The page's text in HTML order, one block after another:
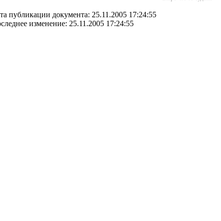
публикации документа: 25.11.2005 17:24:55
изменение: 25.11.2005 17:24:55